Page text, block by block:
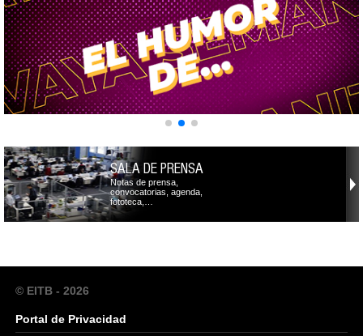
SALA DE PRENSA
Notas de prensa,
convocatorias, agenda,
fototeca,…
© EITB - 2026
Portal de Privacidad